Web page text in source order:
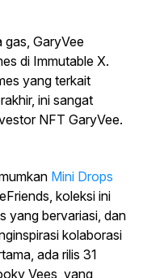
gas, GaryVee
di Immutable X.
yang terkait
ini sangat
NFT GaryVee.
Mini Drops
koleksi ini
yang bervariasi, dan
kolaborasi
ada rilis 31
Vees, yang